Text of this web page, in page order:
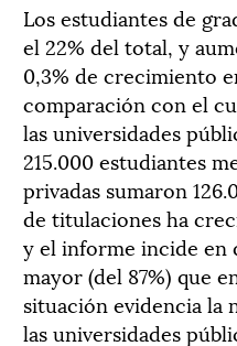
Los estudiantes de
el 22% del total, y
0,3% de crecimiento
comparación con el
las universidades
215.000 estudiantes
privadas sumaron
de titulaciones ha
y el informe incide en
mayor (del 87%) que
situación evidencia la
las universidades